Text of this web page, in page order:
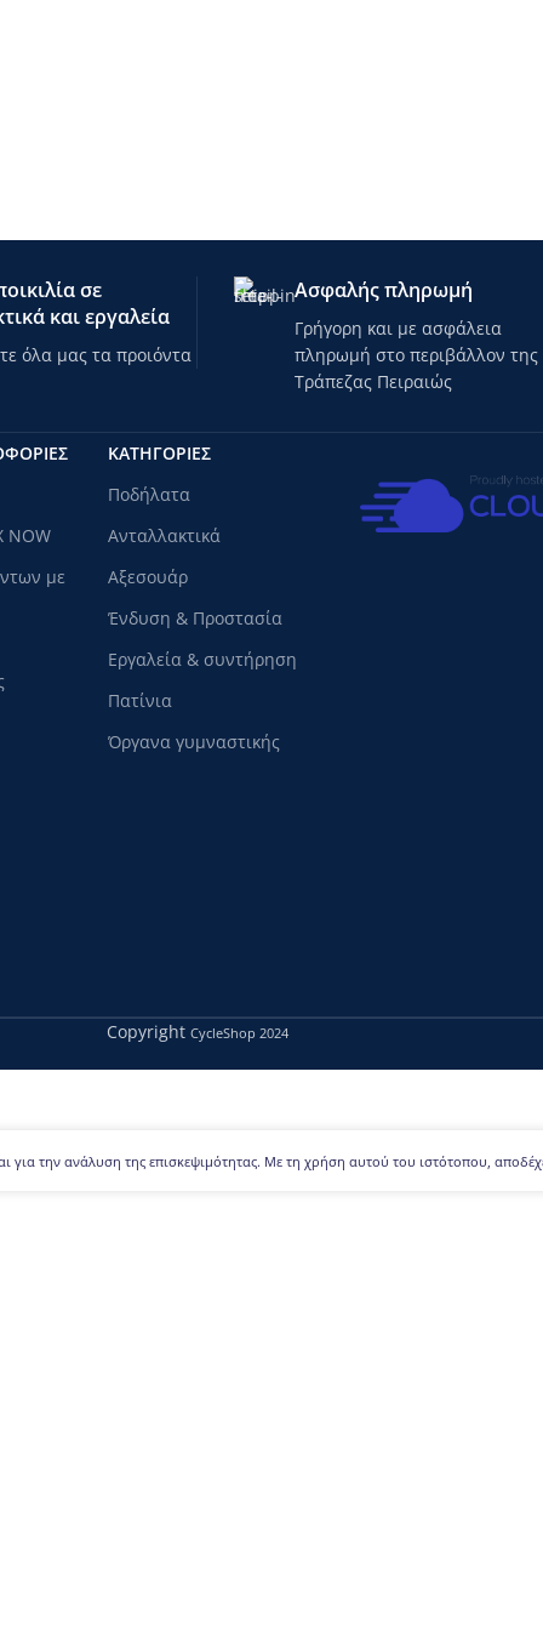
σε
και εργαλεία
όλα μας τα προιόντα
Ασφαλής πληρωμή
Γρήγορη και με ασφάλεια
πληρωμή στο περιβάλλον της
Τράπεζας Πειραιώς
NOW
με
ΚΑΤΗΓΟΡΊΕΣ
Ποδήλατα
Ανταλλακτικά
Αξεσουάρ
Ένδυση & Προστασία
Εργαλεία & συντήρηση
Πατίνια
Όργανα γυμναστικής
Copyright CycleShop 2024
για την ανάλυση της επισκεψιμότητας. Με τη χρήση αυτού του ιστότοπου,